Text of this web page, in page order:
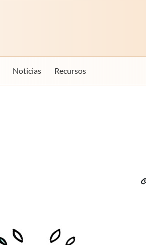
Noticias Recursos